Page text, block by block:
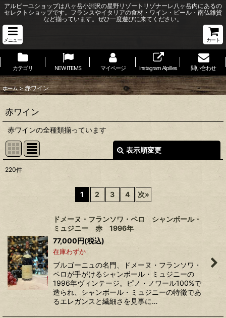
アルピーユショップは八ヶ岳小淵沢の星野リゾートリゾナーレ八ヶ岳内にあるの
セレクトショップです。フランスやイタリアの食材・ワイン・ビール・南仏雑貨
など揃っています。ぜひ一度遊びに来てください。
メニュー カート
カテゴリ NEW ITEMS マイページ instagram Alpilles 問い合わせ
ホーム > 赤ワイン
赤ワイン
赤ワインの全種類揃っています
表示順変更
表示数
絞り込む
220件
1 2 3 4 次»
ドメーヌ・フランソワ・ペロ シャンボール・
ミュジニー 赤 1996年
77,000円(税込)
在庫わずか
ブルゴーニュの名門、ドメーヌ・フランソワ・
ペロが手がけるシャンボール・ミュジニーの
1996年ヴィンテージ。ピノ・ノワール100%で
造られ、シャンボール・ミュジニーの特徴であ
るエレガンスと繊細さを見事に…